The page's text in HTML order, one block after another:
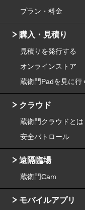
プラン・料金
購入・見積り
見積りを発行する
オンラインストア
蔵衛門Padを見に行
クラウド
蔵衛門クラウドとは
安全パトロール
遠隔臨場
蔵衛門Cam
モバイルアプリ